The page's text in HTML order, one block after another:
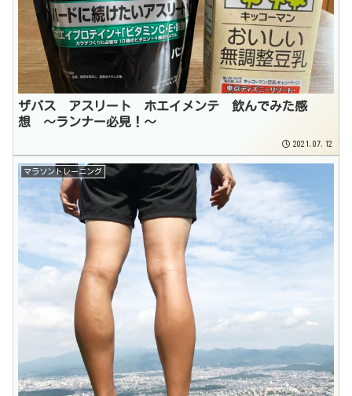
ザバス アスリート ホエイメンテ 飲んでみた感
想 〜ランナー必見！〜
2021.07.12
マラソントレーニング